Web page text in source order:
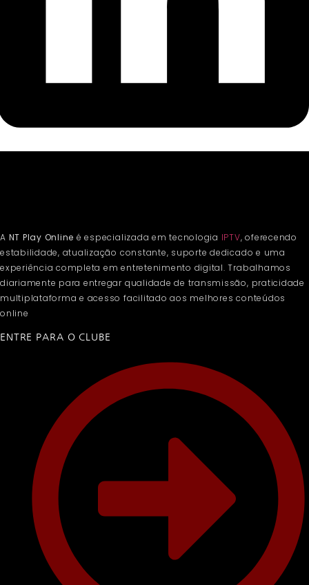
A NT Play Online é especializada em tecnologia IPTV, oferecendo
estabilidade, atualização constante, suporte dedicado e uma
experiência completa em entretenimento digital. Trabalhamos
diariamente para entregar qualidade de transmissão, praticidade
multiplataforma e acesso facilitado aos melhores conteúdos
online
ENTRE PARA O CLUBE